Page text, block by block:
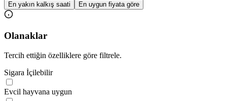
En yakın kalkış saati En uygun fiyata göre
Olanaklar
Tercih ettiğin özelliklere göre filtrele.
Sigara İçilebilir
Evcil hayvana uygun